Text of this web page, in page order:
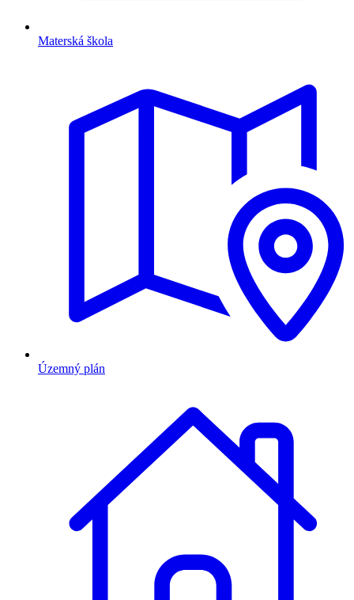
Materská škola
Územný plán